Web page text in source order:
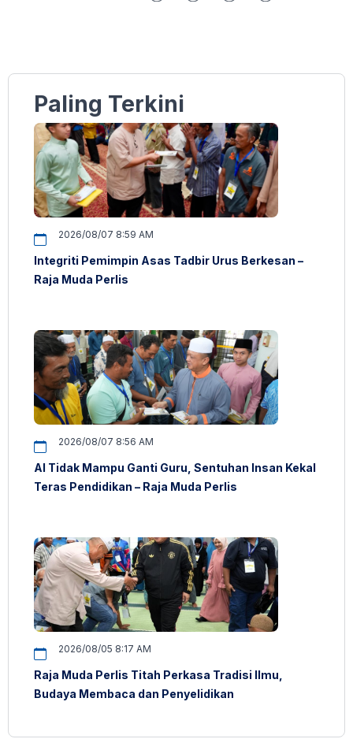
Paling Terkini
2026/08/07 8:59 AM
Integriti Pemimpin Asas Tadbir Urus Berkesan –
Raja Muda Perlis
2026/08/07 8:56 AM
AI Tidak Mampu Ganti Guru, Sentuhan Insan Kekal
Teras Pendidikan – Raja Muda Perlis
2026/08/05 8:17 AM
Raja Muda Perlis Titah Perkasa Tradisi Ilmu,
Budaya Membaca dan Penyelidikan